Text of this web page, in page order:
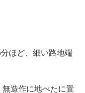
ほど、細い路地端
造作に地べたに置